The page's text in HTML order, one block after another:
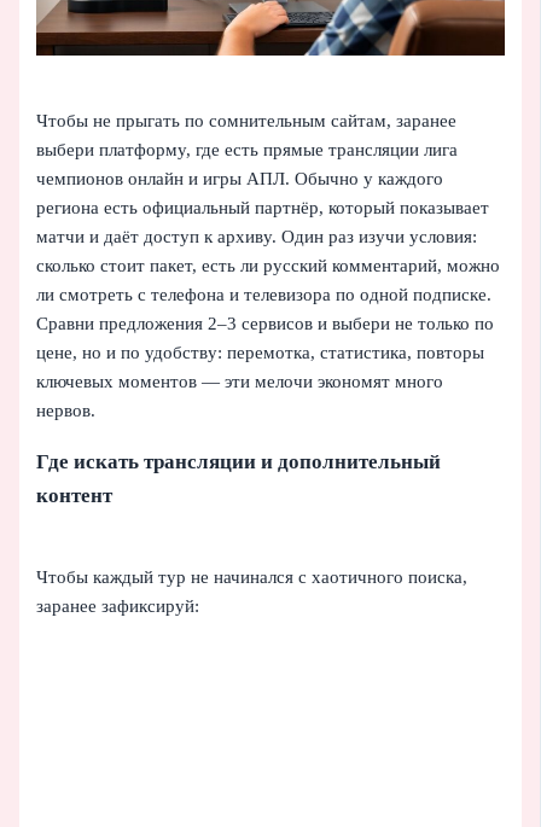
Чтобы не прыгать по сомнительным сайтам, заранее
выбери платформу, где есть прямые трансляции лига
чемпионов онлайн и игры АПЛ. Обычно у каждого
региона есть официальный партнёр, который показывает
матчи и даёт доступ к архиву. Один раз изучи условия:
сколько стоит пакет, есть ли русский комментарий, можно
ли смотреть с телефона и телевизора по одной подписке.
Сравни предложения 2–3 сервисов и выбери не только по
цене, но и по удобству: перемотка, статистика, повторы
ключевых моментов — эти мелочи экономят много
нервов.
Где искать трансляции и дополнительный
контент
Чтобы каждый тур не начинался с хаотичного поиска,
заранее зафиксируй: